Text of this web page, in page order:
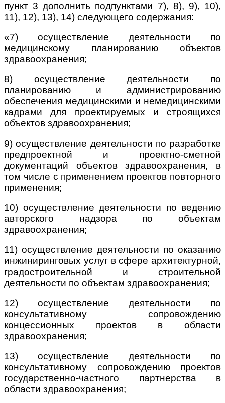
пункт 3 дополнить подпунктами 7), 8), 9), 10),
11), 12), 13), 14) следующего содержания:
«7) осуществление деятельности по
медицинскому планированию объектов
здравоохранения;
8) осуществление деятельности по
планированию и администрированию
обеспечения медицинскими и немедицинскими
кадрами для проектируемых и строящихся
объектов здравоохранения;
9) осуществление деятельности по разработке
предпроектной и проектно-сметной
документаций объектов здравоохранения, в
том числе с применением проектов повторного
применения;
10) осуществление деятельности по ведению
авторского надзора по объектам
здравоохранения;
11) осуществление деятельности по оказанию
инжиниринговых услуг в сфере архитектурной,
градостроительной и строительной
деятельности по объектам здравоохранения;
12) осуществление деятельности по
консультативному сопровождению
концессионных проектов в области
здравоохранения;
13) осуществление деятельности по
консультативному сопровождению проектов
государственно-частного партнерства в
области здравоохранения;